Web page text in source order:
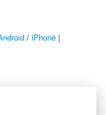
/ iPhone |